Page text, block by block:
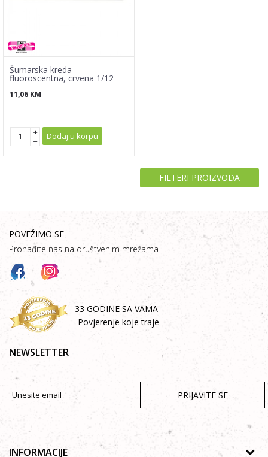
Šumarska kreda
fluoroscentna, crvena 1/12
11,06 KM
Dodaj u korpu
FILTERI PROIZVODA
POVEŽIMO SE
Pronađite nas na društvenim mrežama
33 GODINE SA VAMA
-Povjerenje koje traje-
NEWSLETTER
PRIJAVITE SE
INFORMACIJE